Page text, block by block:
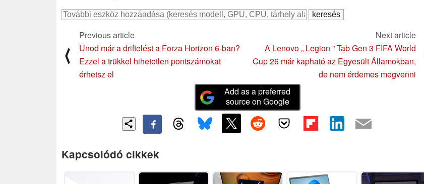
⟨
Previous article
Unod már a driftelést a Forza Horizon 6-ban?
Ezzel a trükkel hihetetlen pontszámokat
érhetsz el
Next article
A Lenovo „ Legion ” Tab Gen 3 FIFA World
Cup 26 már kapható az Egyesült Államokban,
de nem érdemes megvenni
Add as a preferred
source on Google
Kapcsolódó cikkek